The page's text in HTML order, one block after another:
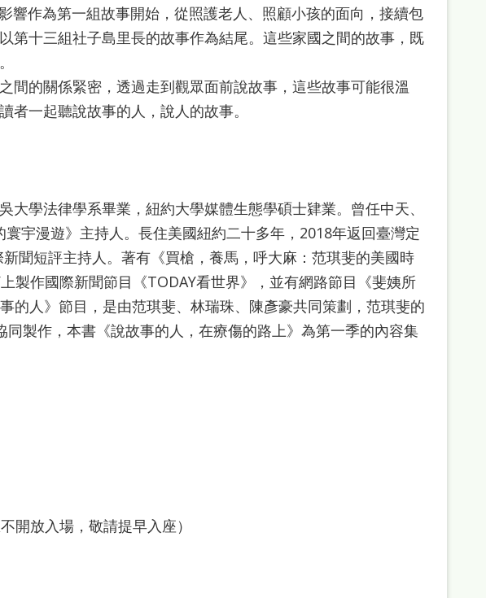
響作為第一組故事開始，從照護老人、照顧小孩的面向，接續包
第十三組社子島里長的故事作為結尾。這些家國之間的故事，既
間的關係緊密，透過走到觀眾面前說故事，這些故事可能很溫
一起聽說故事的人，說人的故事。
學法律學系畢業，紐約大學媒體生態學碩士肄業。曾任中天、
宇漫遊》主持人。長住美國紐約二十多年，2018年返回臺灣定
聞短評主持人。著有《買槍，養馬，呼大麻：范琪斐的美國時
製作國際新聞節目《TODAY看世界》，並有網路節目《斐姨所
的人》節目，是由范琪斐、林瑞珠、陳彥豪共同策劃，范琪斐的
製作，本書《說故事的人，在療傷的路上》為第一季的內容集
開放入場，敬請提早入座）